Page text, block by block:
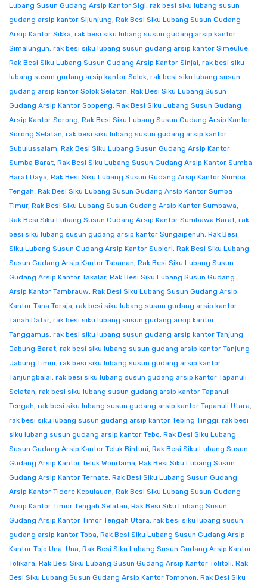
Lubang Susun Gudang Arsip Kantor Sigi, rak besi siku lubang susun
gudang arsip kantor Sijunjung, Rak Besi Siku Lubang Susun Gudang
Arsip Kantor Sikka, rak besi siku lubang susun gudang arsip kantor
Simalungun, rak besi siku lubang susun gudang arsip kantor Simeulue,
Rak Besi Siku Lubang Susun Gudang Arsip Kantor Sinjai, rak besi siku
lubang susun gudang arsip kantor Solok, rak besi siku lubang susun
gudang arsip kantor Solok Selatan, Rak Besi Siku Lubang Susun
Gudang Arsip Kantor Soppeng, Rak Besi Siku Lubang Susun Gudang
Arsip Kantor Sorong, Rak Besi Siku Lubang Susun Gudang Arsip Kantor
Sorong Selatan, rak besi siku lubang susun gudang arsip kantor
Subulussalam, Rak Besi Siku Lubang Susun Gudang Arsip Kantor
Sumba Barat, Rak Besi Siku Lubang Susun Gudang Arsip Kantor Sumba
Barat Daya, Rak Besi Siku Lubang Susun Gudang Arsip Kantor Sumba
Tengah, Rak Besi Siku Lubang Susun Gudang Arsip Kantor Sumba
Timur, Rak Besi Siku Lubang Susun Gudang Arsip Kantor Sumbawa,
Rak Besi Siku Lubang Susun Gudang Arsip Kantor Sumbawa Barat, rak
besi siku lubang susun gudang arsip kantor Sungaipenuh, Rak Besi
Siku Lubang Susun Gudang Arsip Kantor Supiori, Rak Besi Siku Lubang
Susun Gudang Arsip Kantor Tabanan, Rak Besi Siku Lubang Susun
Gudang Arsip Kantor Takalar, Rak Besi Siku Lubang Susun Gudang
Arsip Kantor Tambrauw, Rak Besi Siku Lubang Susun Gudang Arsip
Kantor Tana Toraja, rak besi siku lubang susun gudang arsip kantor
Tanah Datar, rak besi siku lubang susun gudang arsip kantor
Tanggamus, rak besi siku lubang susun gudang arsip kantor Tanjung
Jabung Barat, rak besi siku lubang susun gudang arsip kantor Tanjung
Jabung Timur, rak besi siku lubang susun gudang arsip kantor
Tanjungbalai, rak besi siku lubang susun gudang arsip kantor Tapanuli
Selatan, rak besi siku lubang susun gudang arsip kantor Tapanuli
Tengah, rak besi siku lubang susun gudang arsip kantor Tapanuli Utara,
rak besi siku lubang susun gudang arsip kantor Tebing Tinggi, rak besi
siku lubang susun gudang arsip kantor Tebo, Rak Besi Siku Lubang
Susun Gudang Arsip Kantor Teluk Bintuni, Rak Besi Siku Lubang Susun
Gudang Arsip Kantor Teluk Wondama, Rak Besi Siku Lubang Susun
Gudang Arsip Kantor Ternate, Rak Besi Siku Lubang Susun Gudang
Arsip Kantor Tidore Kepulauan, Rak Besi Siku Lubang Susun Gudang
Arsip Kantor Timor Tengah Selatan, Rak Besi Siku Lubang Susun
Gudang Arsip Kantor Timor Tengah Utara, rak besi siku lubang susun
gudang arsip kantor Toba, Rak Besi Siku Lubang Susun Gudang Arsip
Kantor Tojo Una-Una, Rak Besi Siku Lubang Susun Gudang Arsip Kantor
Tolikara, Rak Besi Siku Lubang Susun Gudang Arsip Kantor Tolitoli, Rak
Besi Siku Lubang Susun Gudang Arsip Kantor Tomohon, Rak Besi Siku